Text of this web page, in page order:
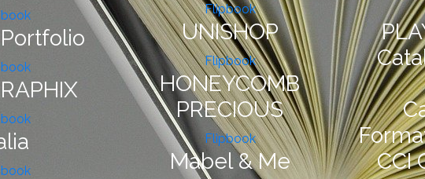
Flipbook
UNISHOP
Flipbook
HONEYCOMB
PRECIOUS
Flipbook
Mabel & Me
CCI